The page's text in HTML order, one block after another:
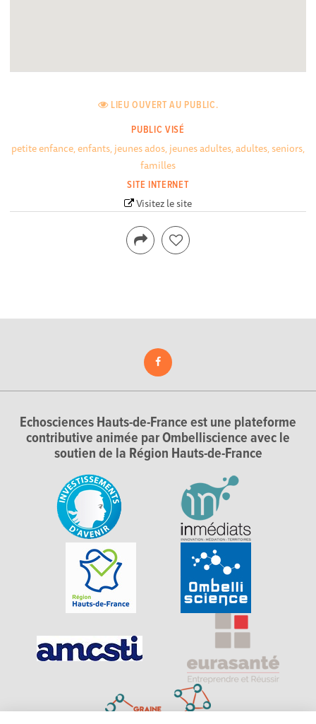
LIEU OUVERT AU PUBLIC.
PUBLIC VISÉ
petite enfance, enfants, jeunes ados, jeunes adultes, adultes, seniors,
familles
SITE INTERNET
Visitez le site
Echosciences Hauts-de-France est une plateforme
contributive animée par Ombelliscience avec le
soutien de la Région Hauts-de-France